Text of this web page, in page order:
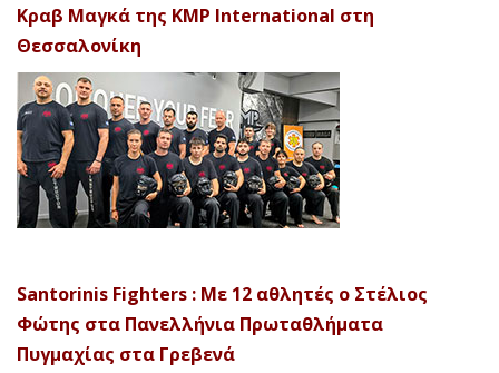
Κραβ Μαγκά της KMP International στη
Θεσσαλονίκη
Santorinis Fighters : Με 12 αθλητές ο Στέλιος
Φώτης στα Πανελλήνια Πρωταθλήματα
Πυγμαχίας στα Γρεβενά